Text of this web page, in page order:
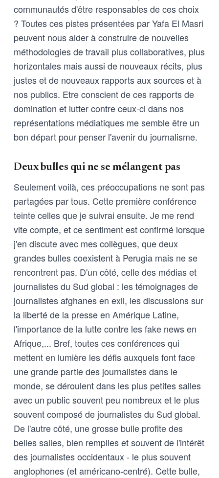
communautés d'être responsables de ces choix
? Toutes ces pistes présentées par Yafa El Masri
peuvent nous aider à construire de nouvelles
méthodologies de travail plus collaboratives, plus
horizontales mais aussi de nouveaux récits, plus
justes et de nouveaux rapports aux sources et à
nos publics. Etre conscient de ces rapports de
domination et lutter contre ceux-ci dans nos
représentations médiatiques me semble être un
bon départ pour penser l'avenir du journalisme.
Deux bulles qui ne se mélangent pas
Seulement voilà, ces préoccupations ne sont pas
partagées par tous. Cette première conférence
teinte celles que je suivrai ensuite. Je me rend
vite compte, et ce sentiment est confirmé lorsque
j'en discute avec mes collègues, que deux
grandes bulles coexistent à Perugia mais ne se
rencontrent pas. D'un côté, celle des médias et
journalistes du Sud global : les témoignages de
journalistes afghanes en exil, les discussions sur
la liberté de la presse en Amérique Latine,
l'importance de la lutte contre les fake news en
Afrique,... Bref, toutes ces conférences qui
mettent en lumière les défis auxquels font face
une grande partie des journalistes dans le
monde, se déroulent dans les plus petites salles
avec un public souvent peu nombreux et le plus
souvent composé de journalistes du Sud global.
De l'autre côté, une grosse bulle profite des
belles salles, bien remplies et souvent de l'intérêt
des journalistes occidentaux - le plus souvent
anglophones (et américano-centré). Cette bulle,